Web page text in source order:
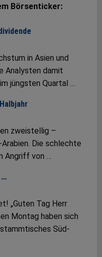
Börsenticker:
in Asien und
Analysten damit
jüngsten Quartal …
zweistellig –
Arabien. Die schlechte
Angriff von …
…
„Guten Tag Herr
Montag haben sich
Süd-